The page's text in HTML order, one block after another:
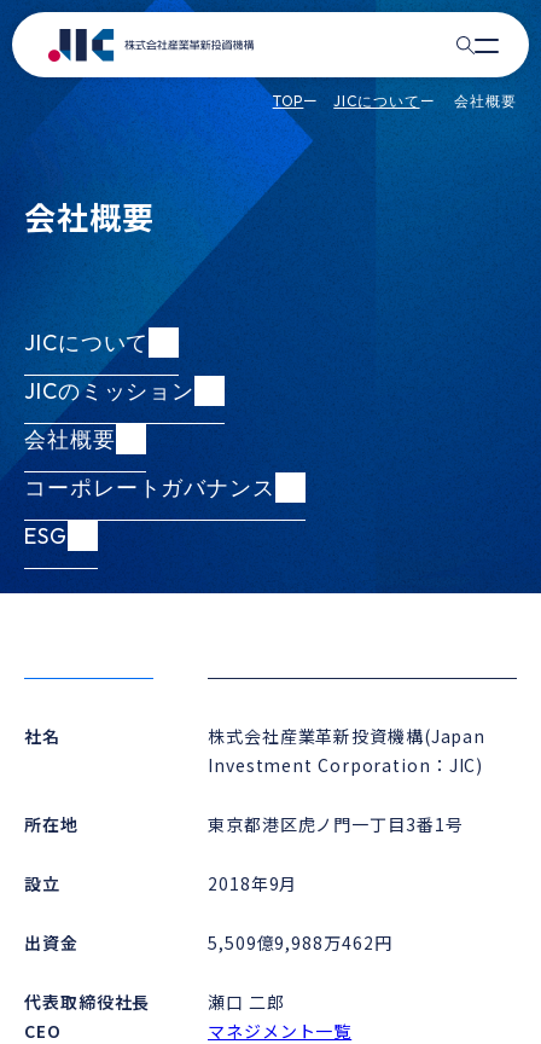
EN ACCESS
JICの投資実績
リサーチ
DE&Iの推進
ニュース
JICストーリーズ
JICについて
JICについて
JICのミッション
会社概要
コーポレートガバナンス
公表事項
公表事項
事業報告 / 公開情報（JIC電子公告含む）
政府保証借入／政府保証債
Recruit
TOP JICについて 会社概要
会社概要
JICについて
JICのミッション
会社概要
コーポレートガバナンス
ESG
社名
株式会社産業革新投資機構(Japan
Investment Corporation：JIC)
所在地 東京都港区虎ノ門一丁目3番1号
設立 2018年9月
出資金 5,509億9,988万462円
代表取締役社長
CEO
瀬口 二郎
マネジメント一覧